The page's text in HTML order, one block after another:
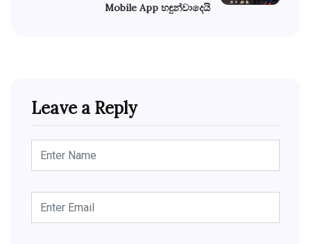
Mobile App හඳුන්වාදෙයි
Leave a Reply